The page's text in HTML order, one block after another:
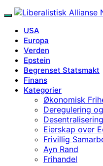
USA
Europa
Verden
Epstein
Begrenset Statsmakt
Finans
Kategorier
Økonomisk
Deregulering
Desentralisering
Eierskap over
Frivillig
Ayn Rand
Frihandel